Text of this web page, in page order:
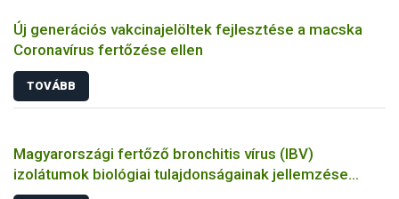
Új generációs vakcinajelöltek fejlesztése a macska
Coronavírus fertőzése ellen
TOVÁBB
Magyarországi fertőző bronchitis vírus (IBV)
izolátumok biológiai tulajdonságainak jellemzése
állatkísérletes és molekuláris biológiai eszközökkel